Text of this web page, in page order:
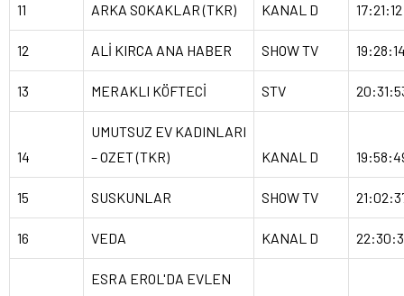
11 ARKA SOKAKLAR (TKR) KANAL D 17:21:12
12 ALİ KIRCA ANA HABER SHOW TV
13 MERAKLI KÖFTECİ STV
14
UMUTSUZ EV KADINLARI
– OZET (TKR)
KANAL D
15 SUSKUNLAR SHOW TV
16 VEDA KANAL D
ESRA EROL'DA EVLEN